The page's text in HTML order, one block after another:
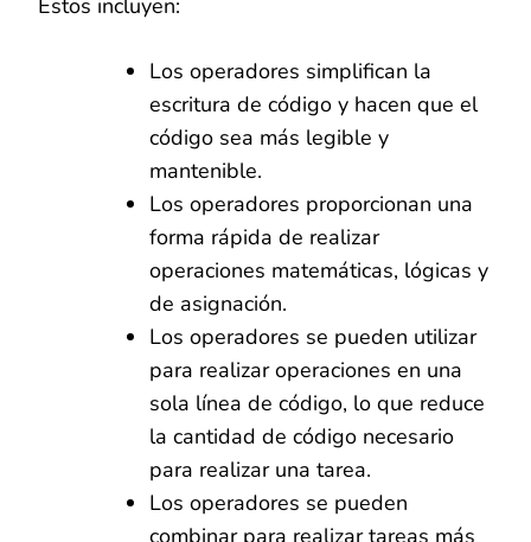
Estos incluyen:
Los operadores simplifican la
escritura de código y hacen que el
código sea más legible y
mantenible.
Los operadores proporcionan una
forma rápida de realizar
operaciones matemáticas, lógicas y
de asignación.
Los operadores se pueden utilizar
para realizar operaciones en una
sola línea de código, lo que reduce
la cantidad de código necesario
para realizar una tarea.
Los operadores se pueden
combinar para realizar tareas más